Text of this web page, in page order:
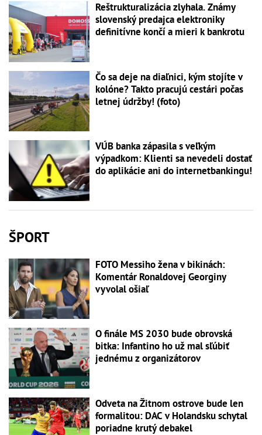
Reštrukturalizácia zlyhala. Známy
slovenský predajca elektroniky
definitívne končí a mieri k bankrotu
Čo sa deje na diaľnici, kým stojíte v
kolóne? Takto pracujú cestári počas
letnej údržby! (foto)
VÚB banka zápasila s veľkým
výpadkom: Klienti sa nevedeli dostať
do aplikácie ani do internetbankingu!
ŠPORT
FOTO Messiho žena v bikinách:
Komentár Ronaldovej Georginy
vyvolal ošiaľ
O finále MS 2030 bude obrovská
bitka: Infantino ho už mal sľúbiť
jednému z organizátorov
Odveta na Žitnom ostrove bude len
formalitou: DAC v Holandsku schytal
poriadne krutý debakel